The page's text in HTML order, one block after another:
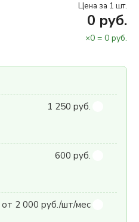
Цена за 1 шт.
0 руб.
×0 = 0 руб.
1 250 руб.
600 руб.
от 2 000 руб./шт/мес